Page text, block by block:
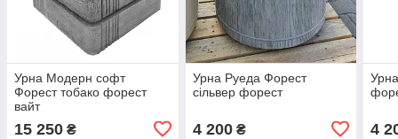
Урна Модерн софт
Форест тобако форест
вайт
15 250 ₴
Урна Руеда Форест
сільвер форест
4 200₴ 4